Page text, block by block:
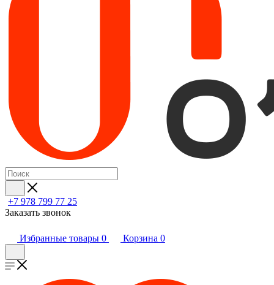
+7 978 799 77 25
Заказать звонок
Избранные товары 0 Корзина 0